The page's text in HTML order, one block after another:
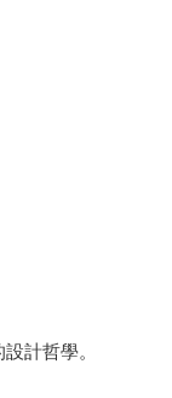
計哲學。